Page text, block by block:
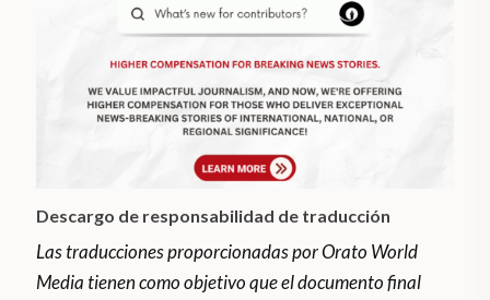
Descargo de responsabilidad de traducción
Las traducciones proporcionadas por Orato World
Media tienen como objetivo que el documento final